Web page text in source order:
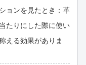
ョンを見たとき：革
たりにした際に使い
える効果がありま